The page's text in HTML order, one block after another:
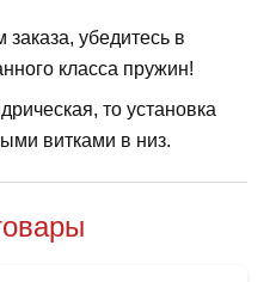
убедитесь в
класса пружин!
то установка
витками в низ.